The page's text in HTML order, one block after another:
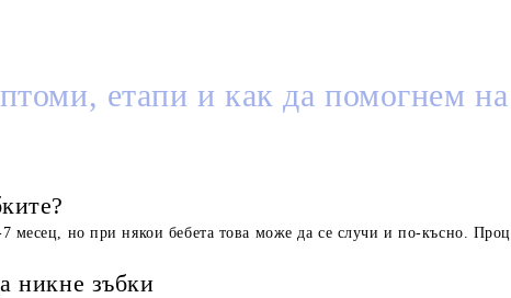
етапи и как да помогнем на
но при някои бебета това може да се случи и по-късно.
никне зъбки